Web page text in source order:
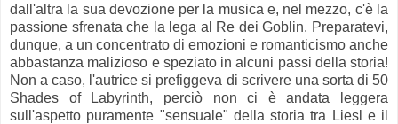
dall'altra la sua devozione per la musica e, nel mezzo, c'è la
passione sfrenata che la lega al Re deiGoblin. Preparatevi,
dunque, a un concentrato di emozioni e romanticismo anche
abbastanza malizioso e speziato in alcuni passi della storia!
Non a caso, l'autrice si prefiggeva di scrivere una sorta di 50
Shades
of Labyrinth, perciò non ci è andata leggera
sull'aspetto puramente "sensuale" della storia tra
Liesl e il